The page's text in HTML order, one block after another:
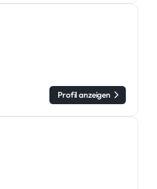
Profil anzeigen